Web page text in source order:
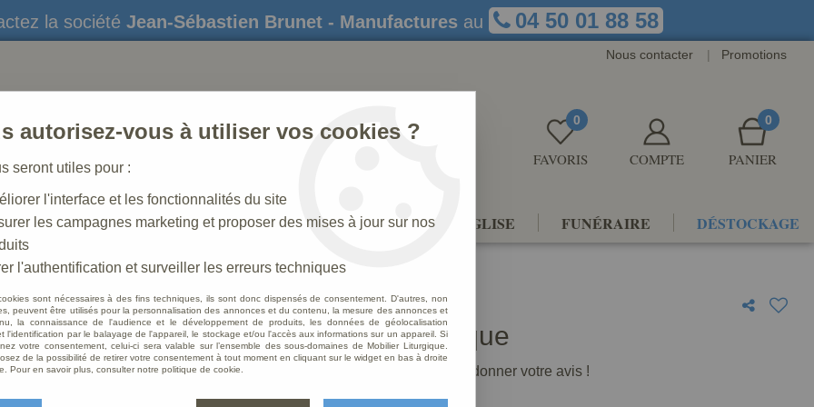
la société Jean-Sébastien Brunet - Manufactures au 04 50 01 88 58
Nous contacter | Promotions
0
FAVORIS COMPTE
0
PANIER
STATUES CRÈCHES DE NOËL AMÉNAGEMENTS D'ÉGLISE FUNÉRAIRE DÉSTOCKAGE
N° 38 _20 CM >Berger Antique
Berger Antique
Soyez le premier à donner votre avis !
autorisez-vous à utiliser vos cookies ?
seront utiles pour :
l'interface et les fonctionnalités du site
les campagnes marketing et proposer des mises à jour sur nos
l'authentification et surveiller les erreurs techniques
sont nécessaires à des fins techniques, ils sont donc dispensés de consentement. D'autres, non
peuvent être utilisés pour la personnalisation des annonces et du contenu, la mesure des annonces et
la connaissance de l'audience et le développement de produits, les données de géolocalisation
l'identification par le balayage de l'appareil, le stockage et/ou l'accès aux informations sur un appareil. Si
votre consentement, celui-ci sera valable sur l’ensemble des sous-domaines de Mobilier Liturgique.
de la possibilité de retirer votre consentement à tout moment en cliquant sur le widget en bas à droite
Pour en savoir plus, consulter notre politique de cookie.